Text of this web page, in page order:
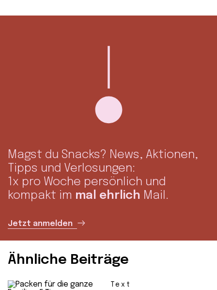
Magst du Snacks? News, Aktionen,
Tipps und Verlosungen:
1x pro Woche persönlich und
kompakt im mal ehrlich Mail.
Jetzt anmelden
Ähnliche Beiträge
Text